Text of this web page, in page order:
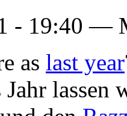
- 19:40 —
as last year
Jahr